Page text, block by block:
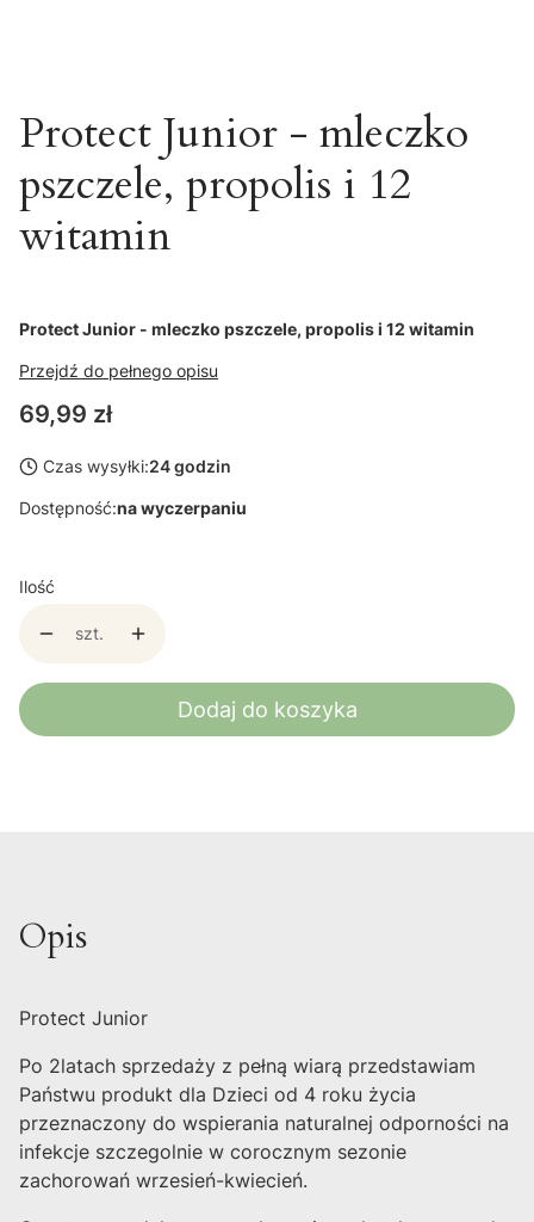
Protect Junior - mleczko
pszczele, propolis i 12
witamin
Protect Junior - mleczko pszczele, propolis i 12 witamin
Przejdź do pełnego opisu
Cena
69,99 zł
Czas wysyłki:24 godzin
Dostępność:na wyczerpaniu
Ilość
szt.
Dodaj do koszyka
Opis
Protect Junior
Po 2latach sprzedaży z pełną wiarą przedstawiam
Państwu produkt dla Dzieci od 4 roku życia
przeznaczony do wspierania naturalnej odporności na
infekcje szczegolnie w corocznym sezonie
zachorowań wrzesień-kwiecień.